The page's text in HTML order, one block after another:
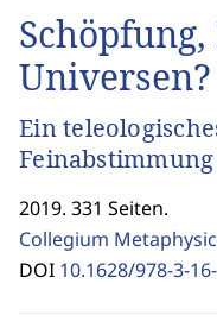
Universen?
Ein
2019. 331 Seiten.
Collegium
DOI 10.1628/978-3-